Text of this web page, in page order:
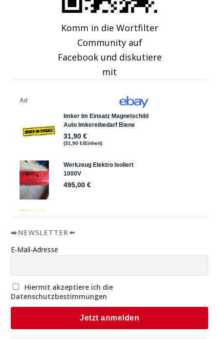
Komm in die Wortfilter
Community auf
Facebook und diskutiere
mit
➡️NEWSLETTER⬅️
E-Mail-Adresse
Hiermit akzeptiere ich die
Datenschutzbestimmungen